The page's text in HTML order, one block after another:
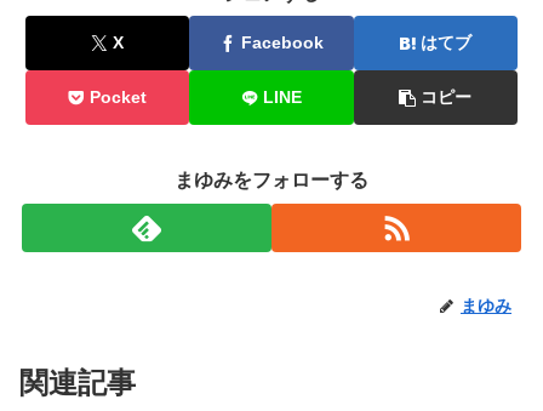
X Facebook はてブ
Pocket LINE コピー
まゆみをフォローする
まゆみ
関連記事